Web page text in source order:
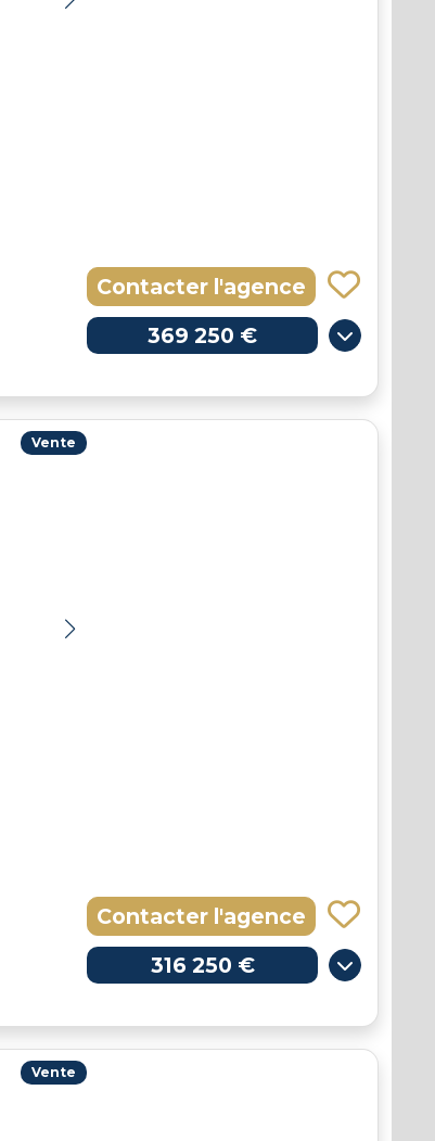
Contacter l'agence
369 250 €
Vente
Contacter l'agence
316 250 €
Vente